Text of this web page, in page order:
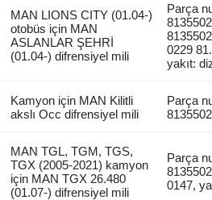
MAN LIONS CITY (01.04-)
otobüs için MAN
ASLANLAR ŞEHRİ
(01.04-) difrensiyel mili
Parça
0229
yakıt:
Kamyon için MAN Kilitli
akslı Occ difrensiyel mili
Parça
MAN TGL, TGM, TGS,
TGX (2005-2021) kamyon
için MAN TGX 26.480
(01.07-) difrensiyel mili
Parça
0147,